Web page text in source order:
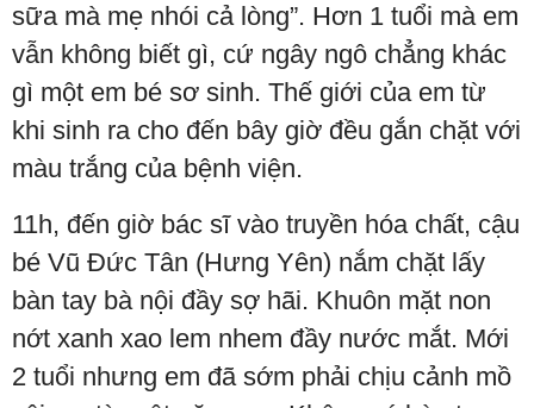
sữa mà mẹ nhói cả lòng”. Hơn 1 tuổi mà em
vẫn không biết gì, cứ ngây ngô chẳng khác
gì một em bé sơ sinh. Thế giới của em từ
khi sinh ra cho đến bây giờ đều gắn chặt với
màu trắng của bệnh viện.
11h, đến giờ bác sĩ vào truyền hóa chất, cậu
bé Vũ Đức Tân (Hưng Yên) nắm chặt lấy
bàn tay bà nội đầy sợ hãi. Khuôn mặt non
nớt xanh xao lem nhem đầy nước mắt. Mới
2 tuổi nhưng em đã sớm phải chịu cảnh mồ